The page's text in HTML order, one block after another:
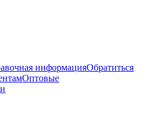
информацияОбратиться
Оптовые